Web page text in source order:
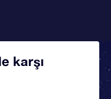
karşı